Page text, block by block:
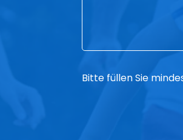
Bitte füllen Sie